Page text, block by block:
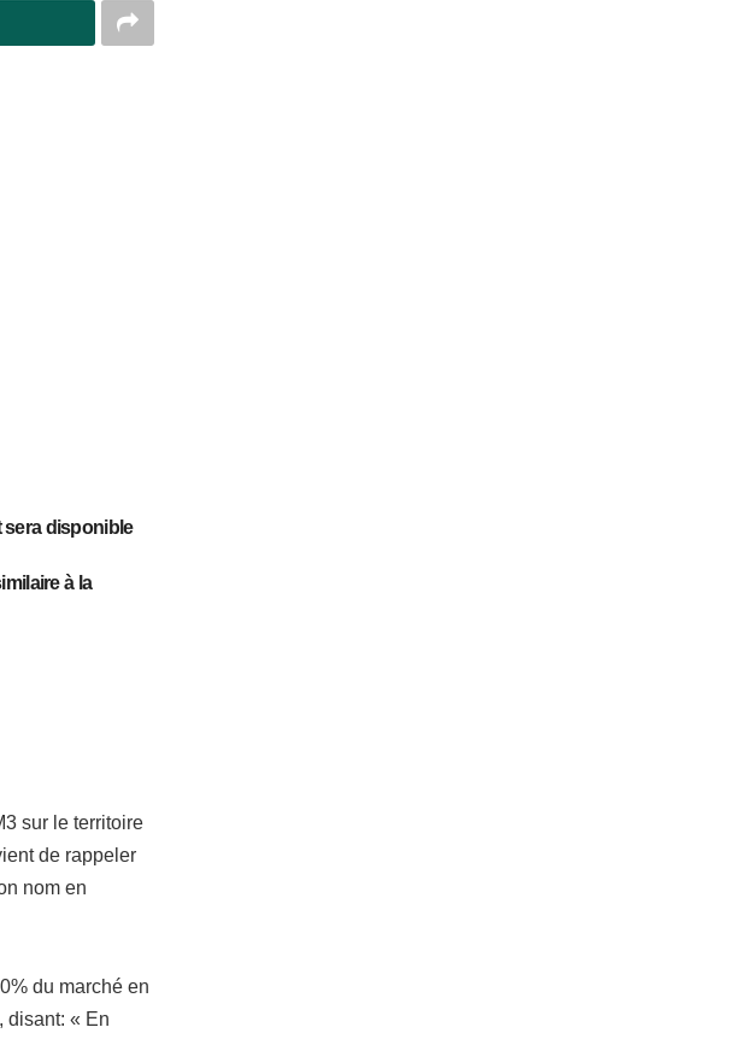
sera disponible
à la
sur le territoire
de rappeler
nom en
du marché en
disant: « En